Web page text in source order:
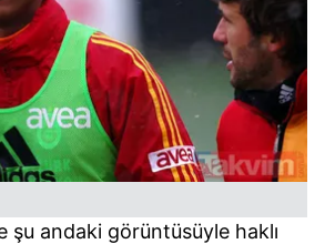
şu andaki görüntüsüyle haklı